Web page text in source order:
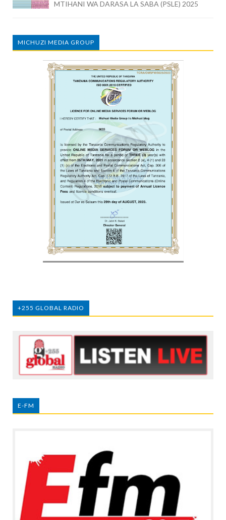
MTIHANI WA DARASA LA SABA (PSLE) 2025
MICHUZI MEDIA GROUP
+255 GLOBAL RADIO
E-FM